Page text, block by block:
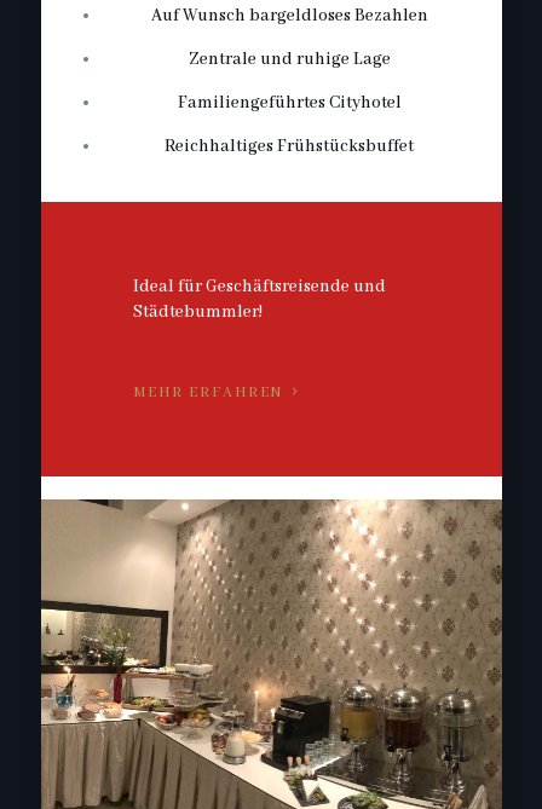
Auf Wunsch bargeldloses Bezahlen
Zentrale und ruhige Lage
Familiengeführtes Cityhotel
Reichhaltiges Frühstücksbuffet
Ideal für Geschäftsreisende und
Städtebummler!
MEHR ERFAHREN